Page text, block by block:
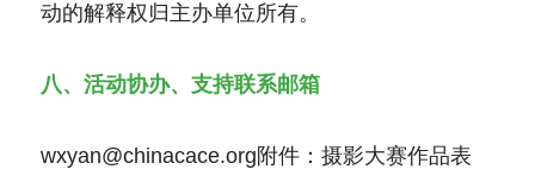
动的解释权归主办单位所有。
八、活动协办、支持联系邮箱
wxyan@chinacace.org附件：摄影大赛作品表